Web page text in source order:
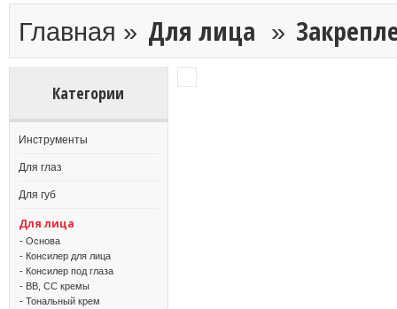
Главная » Для лица »
Категории
Инструменты
Для глаз
Для губ
Для лица
- Основа
- Консилер для лица
- Консилер под глаза
- BB, CC кремы
- Тональный крем